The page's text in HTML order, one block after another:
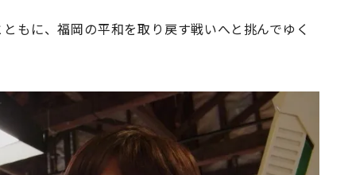
もに、福岡の平和を取り戻す戦いへと挑んでゆく